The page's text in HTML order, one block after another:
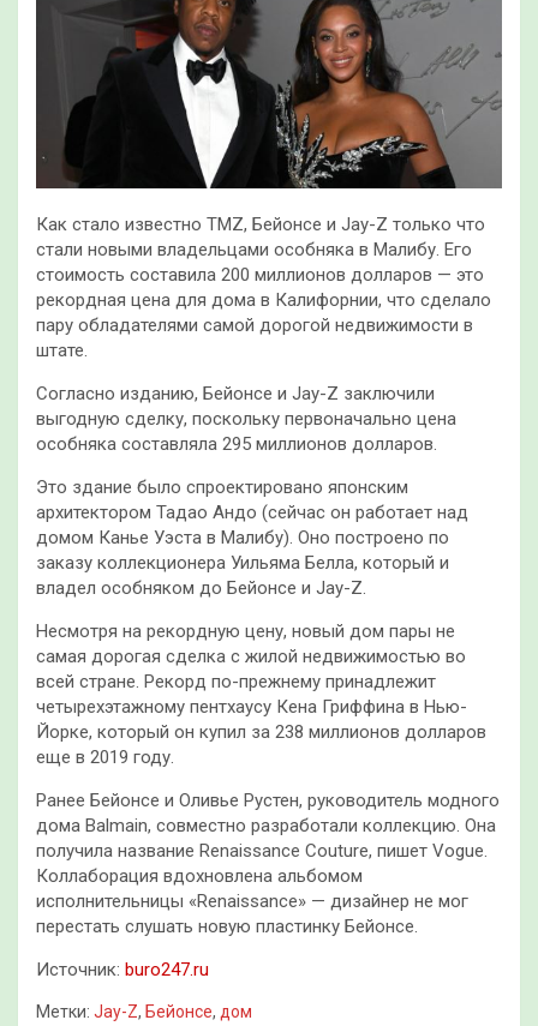
Как стало известно TMZ, Бейонсе и Jay-Z только что
стали новыми владельцами особняка в Малибу. Его
стоимость составила 200 миллионов долларов — это
рекордная цена для дома в Калифорнии, что сделало
пару обладателями самой дорогой недвижимости в
штате.
Согласно изданию, Бейонсе и Jay-Z заключили
выгодную сделку, поскольку первоначально цена
особняка составляла 295 миллионов долларов.
Это здание было спроектировано японским
архитектором Тадао Андо (сейчас он работает над
домом Канье Уэста в Малибу). Оно построено по
заказу коллекционера Уильяма Белла, который и
владел особняком до Бейонсе и Jay-Z.
Несмотря на рекордную цену, новый дом пары не
самая дорогая сделка с жилой недвижимостью во
всей стране. Рекорд по-прежнему принадлежит
четырехэтажному пентхаусу Кена Гриффина в Нью-
Йорке, который он купил за 238 миллионов долларов
еще в 2019 году.
Ранее Бейонсе и Оливье Рустен, руководитель модного
дома Balmain, совместно разработали коллекцию. Она
получила название Renaissance Couture, пишет Vogue.
Коллаборация вдохновлена альбомом
исполнительницы «Renaissance» — дизайнер не мог
перестать слушать новую пластинку Бейонсе.
Источник: buro247.ru
Метки: Jay-Z, Бейонсе, дом